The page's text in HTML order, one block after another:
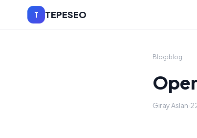
T TEPESEO
Blog› blog
Giray Aslan·